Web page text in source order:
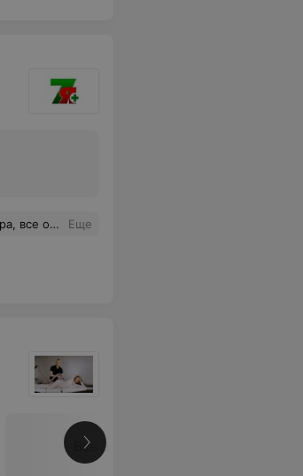
рекомендую. Еще
Все цены